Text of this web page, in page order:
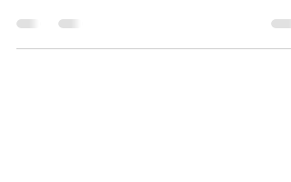
#manteausurmesure #mode